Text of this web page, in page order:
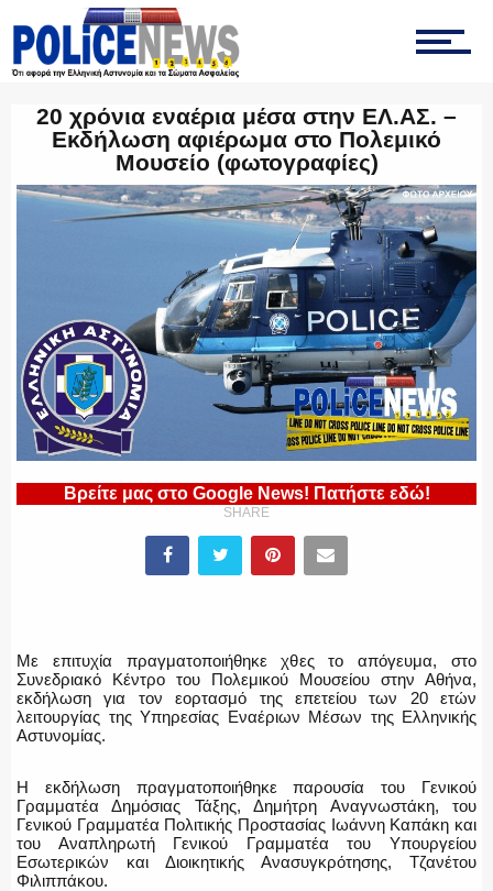
ΕΛΛΗΝΙΚΗ ΑΣΤΥΝΟΜΙΑ
ΠΥΡΟΣΒΕΣΤΙΚΗ
ΕΝΟΠΛΕΣ ΔΥΝΑΜΕΙΣ
ΑΣΤΥΝΟΜΙΚΟ ΡΕΠΟΡΤΑΖ
Η ΦΩΝΗ ΣΟΥ
ΟΠΛΑ/ΕΞΟΠΛΙΣΜΟΣ
20 χρόνια εναέρια μέσα στην ΕΛ.ΑΣ. –
Εκδήλωση αφιέρωμα στο Πολεμικό
Μουσείο (φωτογραφίες)
Βρείτε μας στο Google News! Πατήστε εδώ!
SHARE
Με επιτυχία πραγματοποιήθηκε χθες το απόγευμα, στο
Συνεδριακό Κέντρο του Πολεμικού Μουσείου στην Αθήνα,
εκδήλωση για τον εορτασμό της επετείου των 20 ετών
λειτουργίας της Υπηρεσίας Εναέριων Μέσων της Ελληνικής
Αστυνομίας.
Η εκδήλωση πραγματοποιήθηκε παρουσία του Γενικού
Γραμματέα Δημόσιας Τάξης, Δημήτρη Αναγνωστάκη, του
Γενικού Γραμματέα Πολιτικής Προστασίας Ιωάννη Καπάκη και
του Αναπληρωτή Γενικού Γραμματέα του Υπουργείου
Εσωτερικών και Διοικητικής Ανασυγκρότησης, Τζανέτου
Φιλιππάκου.